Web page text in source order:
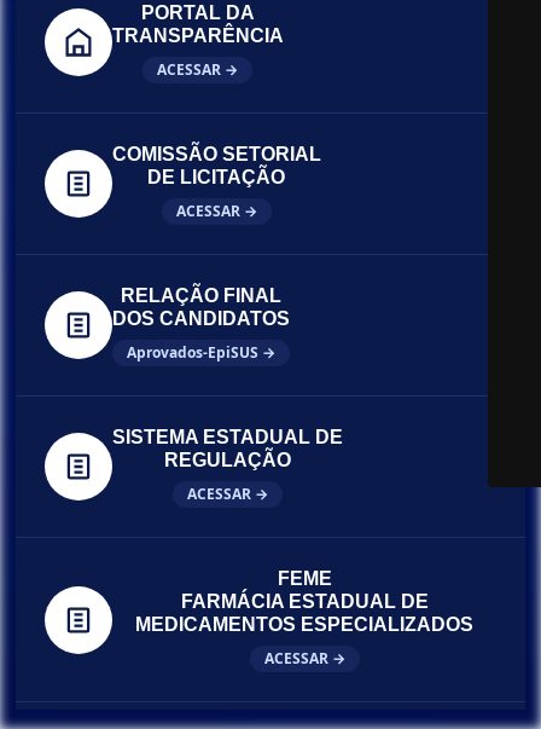
PORTAL DA
TRANSPARÊNCIA
ACESSAR →
COMISSÃO SETORIAL
DE LICITAÇÃO
ACESSAR →
RELAÇÃO FINAL
DOS CANDIDATOS
Aprovados-EpiSUS →
SISTEMA ESTADUAL DE
REGULAÇÃO
ACESSAR →
FEME
FARMÁCIA ESTADUAL DE
MEDICAMENTOS ESPECIALIZADOS
ACESSAR →